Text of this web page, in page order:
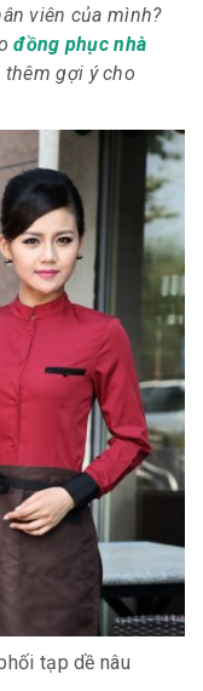
viên của mình?
đồng phục nhà
thêm gợi ý cho
tạp dề nâu